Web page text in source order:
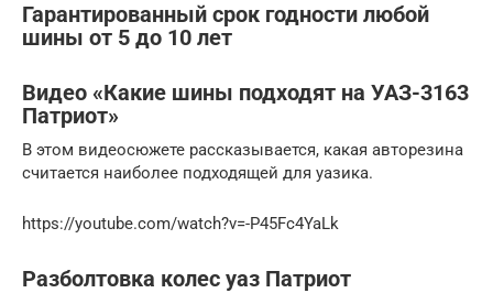
Гарантированный срок годности любой
шины от 5 до 10 лет
Видео «Какие шины подходят на УАЗ-3163
Патриот»
В этом видеосюжете рассказывается, какая авторезина
считается наиболее подходящей для уазика.
https://youtube.com/watch?v=-P45Fc4YaLk
Разболтовка колес уаз Патриот